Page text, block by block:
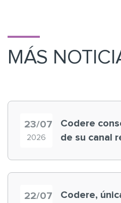
MÁS
23/07
2026
Codere
de su canal
22/07
Codere,